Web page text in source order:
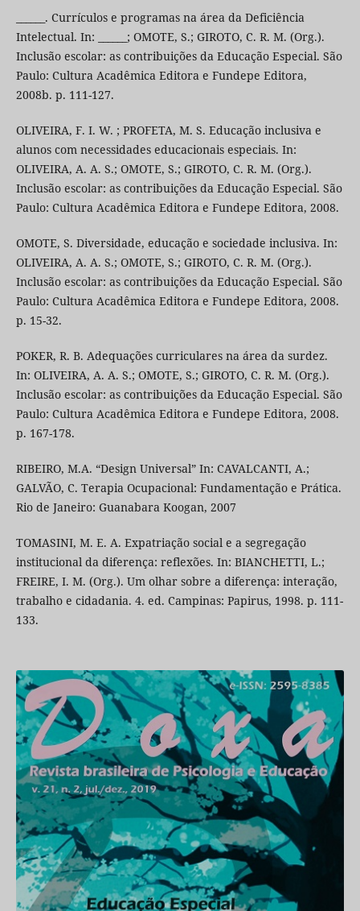
______. Currículos e programas na área da Deficiência
Intelectual. In: ______; OMOTE, S.; GIROTO, C. R. M. (Org.).
Inclusão escolar: as contribuições da Educação Especial. São
Paulo: Cultura Acadêmica Editora e Fundepe Editora,
2008b. p. 111-127.
OLIVEIRA, F. I. W. ; PROFETA, M. S. Educação inclusiva e
alunos com necessidades educacionais especiais. In:
OLIVEIRA, A. A. S.; OMOTE, S.; GIROTO, C. R. M. (Org.).
Inclusão escolar: as contribuições da Educação Especial. São
Paulo: Cultura Acadêmica Editora e Fundepe Editora, 2008.
OMOTE, S. Diversidade, educação e sociedade inclusiva. In:
OLIVEIRA, A. A. S.; OMOTE, S.; GIROTO, C. R. M. (Org.).
Inclusão escolar: as contribuições da Educação Especial. São
Paulo: Cultura Acadêmica Editora e Fundepe Editora, 2008.
p. 15-32.
POKER, R. B. Adequações curriculares na área da surdez.
In: OLIVEIRA, A. A. S.; OMOTE, S.; GIROTO, C. R. M. (Org.).
Inclusão escolar: as contribuições da Educação Especial. São
Paulo: Cultura Acadêmica Editora e Fundepe Editora, 2008.
p. 167-178.
RIBEIRO, M.A. “Design Universal” In: CAVALCANTI, A.;
GALVÃO, C. Terapia Ocupacional: Fundamentação e Prática.
Rio de Janeiro: Guanabara Koogan, 2007
TOMASINI, M. E. A. Expatriação social e a segregação
institucional da diferença: reflexões. In: BIANCHETTI, L.;
FREIRE, I. M. (Org.). Um olhar sobre a diferença: interação,
trabalho e cidadania. 4. ed. Campinas: Papirus, 1998. p. 111-
133.